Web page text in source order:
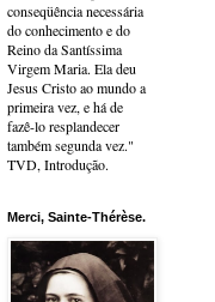
conseqüência necessária
do conhecimento e do
Reino da Santíssima
Virgem Maria. Ela deu
Jesus Cristo ao mundo a
primeira vez, e há de
fazê-lo resplandecer
também segunda vez."
TVD, Introdução.
Merci, Sainte-Thérèse.